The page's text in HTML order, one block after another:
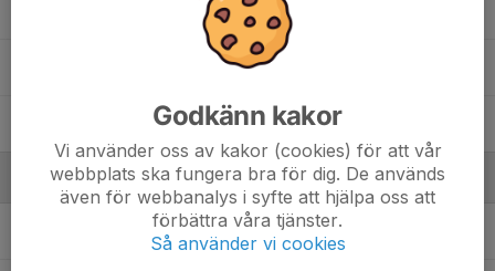
Wilhelm Verngren
Ledare
Karl WernebrattCoach
Godkänn kakor
Vi använder oss av kakor (cookies) för att vår
webbplats ska fungera bra för dig. De används
även för webbanalys i syfte att hjälpa oss att
förbättra våra tjänster.
Så använder vi cookies